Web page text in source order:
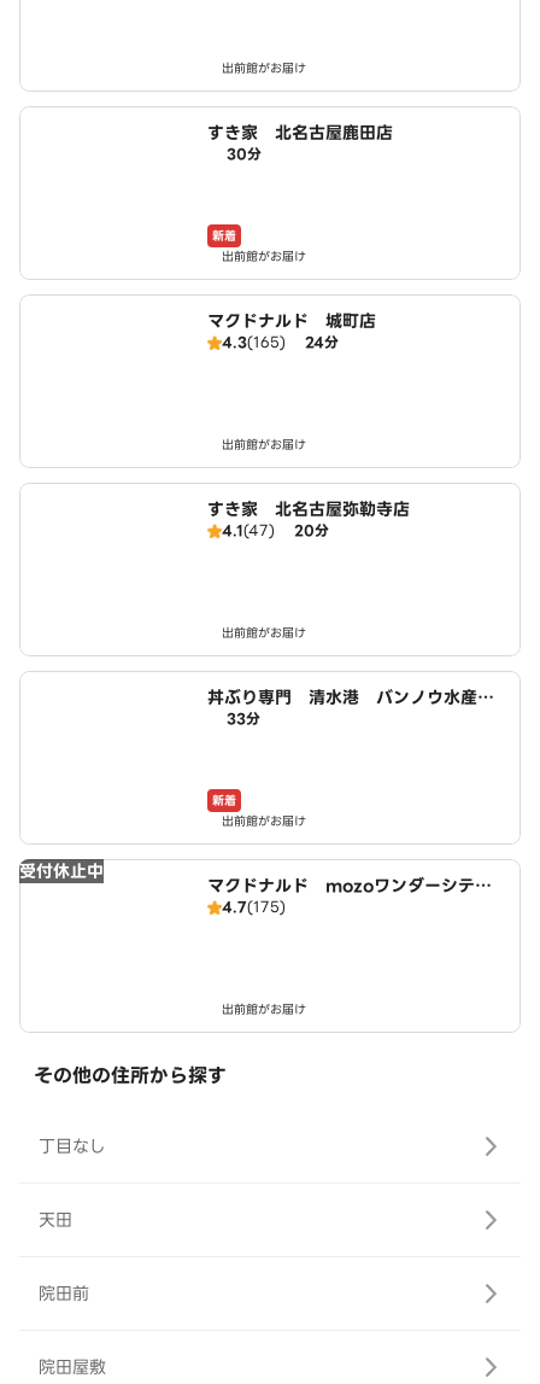
出前館がお届け
すき家 北名古屋鹿田店
30分
新着
出前館がお届け
マクドナルド 城町店
4.3(165) 24分
出前館がお届け
すき家 北名古屋弥勒寺店
4.1(47) 20分
出前館がお届け
丼ぶり専門 清水港 バンノウ水産
師勝店
33分
新着
出前館がお届け
受付休止中
マクドナルド mozoワンダーシティ
店4.7(175)
出前館がお届け
その他の住所から探す
丁目なし
天田
院田前
院田屋敷